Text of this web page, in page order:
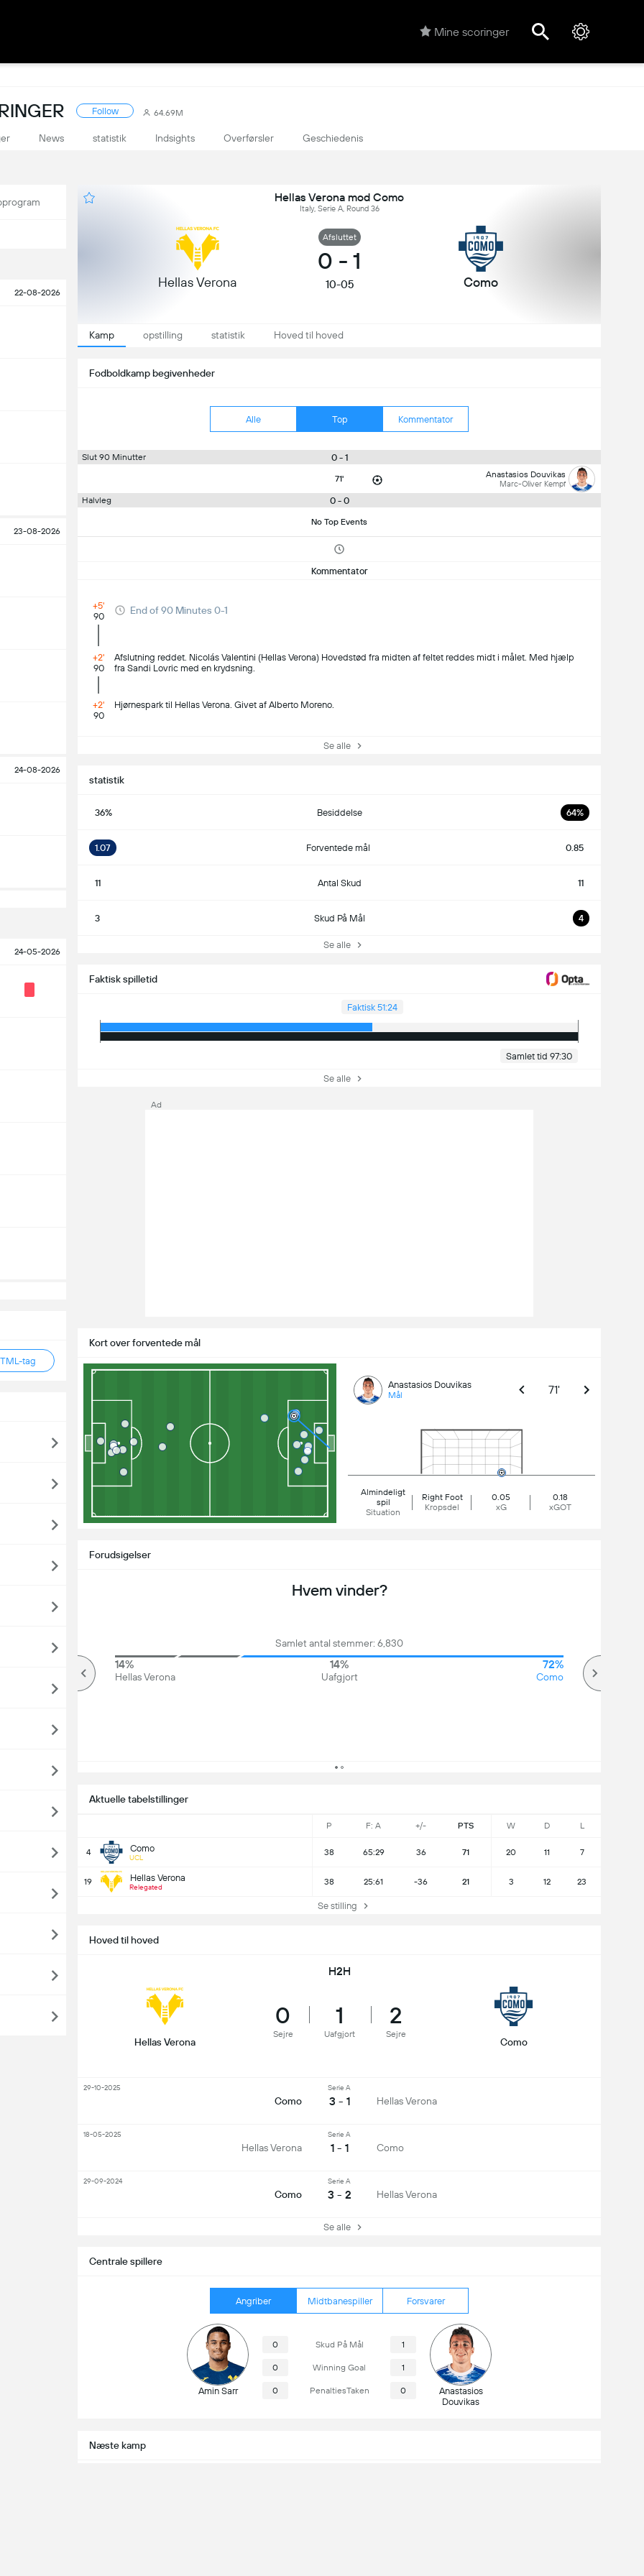
Mine scoringer
Follow 64.69M
News statistik Indsights Overførsler Geschiedenis
22-08-2026
23-08-2026
24-08-2026
24-05-2026
tag
Hellas Verona mod Como
Italy, Serie A, Round 36
Hellas Verona
Afsluttet
0 - 1
10-05 Como
Kamp opstilling statistik Hoved til hoved
Fodboldkamp begivenheder
Alle Top Kommentator
Slut 90 Minutter 0 - 1
71' Anastasios Douvikas
Marc-Oliver Kempf
Halvleg 0 - 0
No Top Events
Kommentator
+5'
90
End of 90 Minutes 0-1
+2'
90
Afslutning reddet. Nicolás Valentini (Hellas Verona) Hovedstød fra midten af feltet reddes midt i målet. Med hjælp
fra Sandi Lovric med en krydsning.
+2'
90
Hjørnespark til Hellas Verona. Givet af Alberto Moreno.
Se alle
Næste kamp
Centrale spillere
Angriber Midtbanespiller Forsvarer
Amin Sarr
0 Skud På Mål 1
0 Winning Goal 1
0 PenaltiesTaken 0
Anastasios
Douvikas
statistik
36% Besiddelse 64%
1.07 Forventede mål 0.85
11 Antal Skud 11
3 Skud På Mål 4
Se alle
Faktisk spilletid
Faktisk 51:24
Samlet tid 97:30
Se alle
Kort over forventede mål
Anastasios Douvikas
Mål 71'
Almindeligt
spil
Situation
Right Foot
Kropsdel
0.05
xG
0.18
xGOT
Aktuelle tabelstillinger
P F: A +/- PTS W D L
4 Como
UCL
38 65:29 36 71 20 11 7
19 Hellas Verona
Relegated
38 25:61 -36 21 3 12 23
Se stilling
Forudsigelser
Hvem vinder?
Samlet antal stemmer: 6,830
14%
Hellas Verona
14%
Uafgjort
72%
Como
Hoved til hoved
H2H
Hellas Verona
0
Sejre
1
Uafgjort
2
Sejre
Como
Como
Serie A
3 - 1 Hellas Verona
29-10-2025
Hellas Verona
Serie A
1 - 1 Como
18-05-2025
Como
Serie A
3 - 2 Hellas Verona
29-09-2024
Se alle
Ad